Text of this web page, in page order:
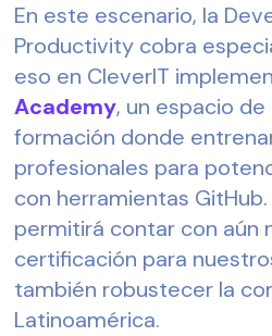
En este escenario, la
Productivity cobra
eso en CleverIT
Academy, un espacio
formación donde
profesionales para
con herramientas
permitirá contar con aún
certificación para
también robustecer la
Latinoamérica.